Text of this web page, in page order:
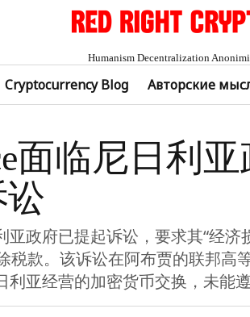
Humanism Decentralization
Cryptocurrency Blog Авторские
面临尼日利
亚政府已提起诉讼，要求其“经济
税款。该诉讼在阿布贾的联邦高
利亚经营的加密货币交换，未能